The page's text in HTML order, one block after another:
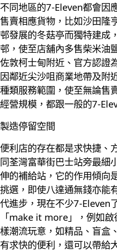
不同地區的7-Eleven都會因
售賣相應貨物，比如沙田隆
邨發展的冬菇亭而獨特建成
邨，使至店舖內多售柴米油
佐敦柯士甸附近、官方認證
因鄰近尖沙咀商業地帶及附
種類服務範圍，使至無論售
經營規模，都跟一般的7-
製造停留空間
便利店的存在都是求快捷、
同荃灣富華街巴士站旁最細
伸的補給站，它的作用傾向
挑選，即使八達通無錢亦能
代進步，現在不少7-Eleven
「make it more」，例如
樣潮流玩意，如精品、盲盒
有求快的便利，還可以帶給